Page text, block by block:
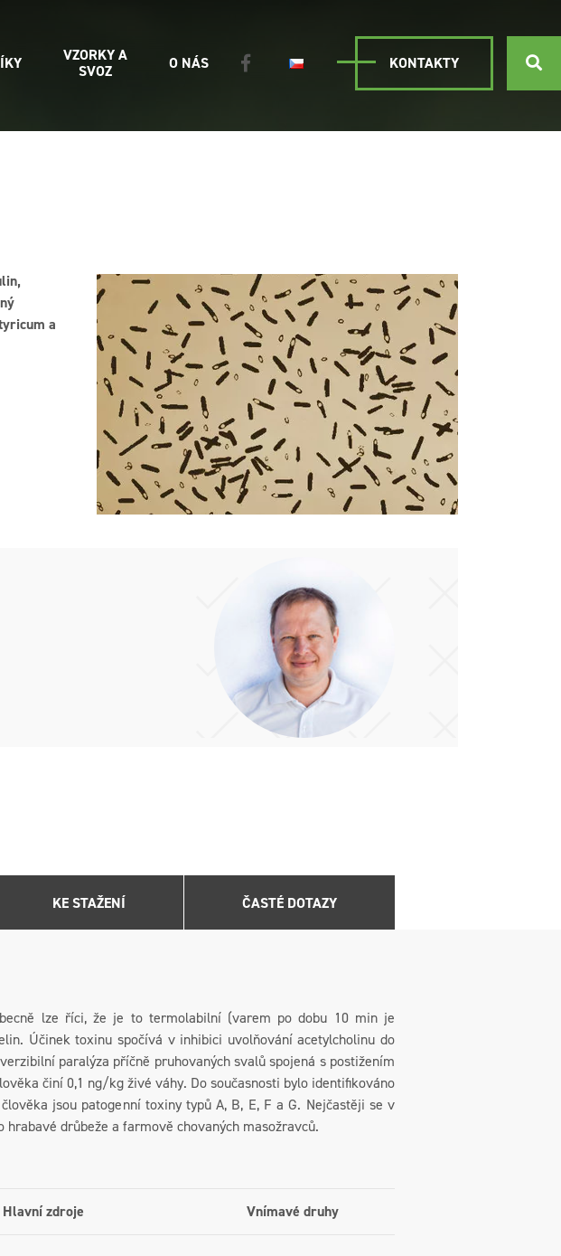
VZORKY A
SVOZ
O NÁS KONTAKTY
a
KE STAŽENÍ ČASTÉ DOTAZY
lze říci, že je to termolabilní (varem po dobu 10 min je
Účinek toxinu spočívá v inhibici uvolňování acetylcholinu do
paralýza příčně pruhovaných svalů spojená s postižením
činí 0,1 ng/kg živé váhy. Do současnosti bylo identifikováno
jsou patogenní toxiny typů A, B, E, F a G. Nejčastěji se v
drůbeže a farmově chovaných masožravců.
Hlavní zdroje Vnímavé druhy